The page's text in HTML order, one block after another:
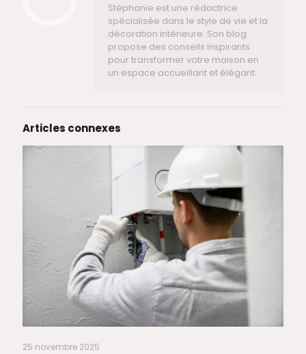
Stéphanie est une rédactrice
spécialisée dans le style de vie et la
décoration intérieure. Son blog
propose des conseils inspirants
pour transformer votre maison en
un espace accueillant et élégant.
Articles connexes
25 novembre 2025